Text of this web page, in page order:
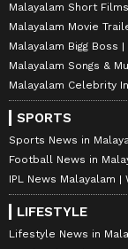
Malayalam Short Films
Malayalam Movie
Malayalam Bigg Boss
Malayalam Songs &
Malayalam Celebrity
SPORTS
Sports News in
Football News in
IPL News Malayalam
LIFESTYLE
Lifestyle News in